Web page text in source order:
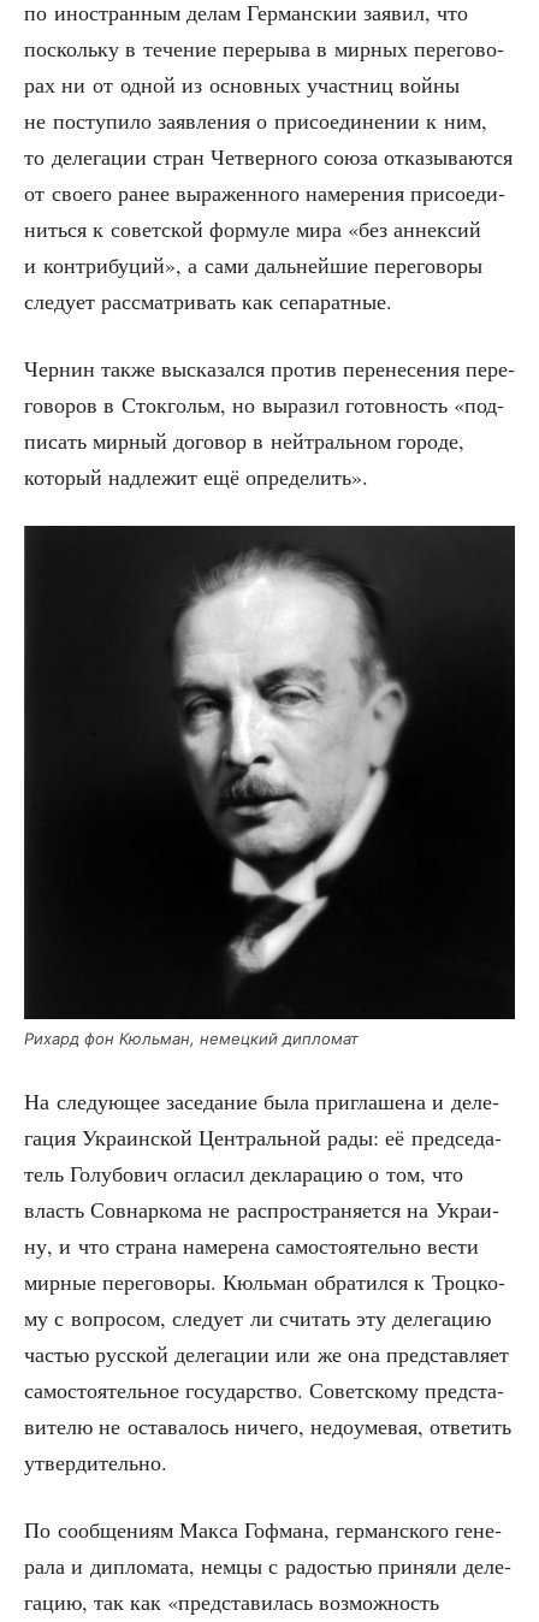
по ино­стран­ным делам Гер­ман­скии заявил, что
посколь­ку в тече­ние пере­ры­ва в мир­ных пере­го­во­
рах ни от одной из основ­ных участ­ниц вой­ны
не посту­пи­ло заяв­ле­ния о при­со­еди­не­нии к ним,
то деле­га­ции стран Чет­вер­но­го сою­за отка­зы­ва­ют­ся
от сво­е­го ранее выра­жен­но­го наме­ре­ния при­со­еди­
нить­ся к совет­ской фор­му­ле мира «без аннек­сий
и кон­три­бу­ций», а сами даль­ней­шие пере­го­во­ры
сле­ду­ет рас­смат­ри­вать как сепаратные.
Чер­нин так­же выска­зал­ся про­тив пере­не­се­ния пере­
го­во­ров в Сток­гольм, но выра­зил готов­ность «под­
пи­сать мир­ный дого­вор в ней­траль­ном горо­де,
кото­рый над­ле­жит ещё определить».
Рихард фон Кюль­ман, немец­кий дипломат
На сле­ду­ю­щее засе­да­ние была при­гла­ше­на и деле­
га­ция Укра­ин­ской Цен­траль­ной рады: её пред­се­да­
тель Голу­бо­вич огла­сил декла­ра­цию о том, что
власть Сов­нар­ко­ма не рас­про­стра­ня­ет­ся на Укра­и­
ну, и что стра­на наме­ре­на само­сто­я­тель­но вести
мир­ные пере­го­во­ры. Кюль­ман обра­тил­ся к Троц­ко­
му с вопро­сом, сле­ду­ет ли счи­тать эту деле­га­цию
частью рус­ской деле­га­ции или же она пред­став­ля­ет
само­сто­я­тель­ное госу­дар­ство. Совет­ско­му пред­ста­
ви­те­лю не оста­ва­лось ниче­го, недо­уме­вая, отве­тить
утвердительно.
По сооб­ще­ни­ям Мак­са Гоф­ма­на, гер­ман­ско­го гене­
ра­ла и дипло­ма­та, нем­цы с радо­стью при­ня­ли деле­
га­цию, так как «пред­ста­ви­лась воз­мож­ность